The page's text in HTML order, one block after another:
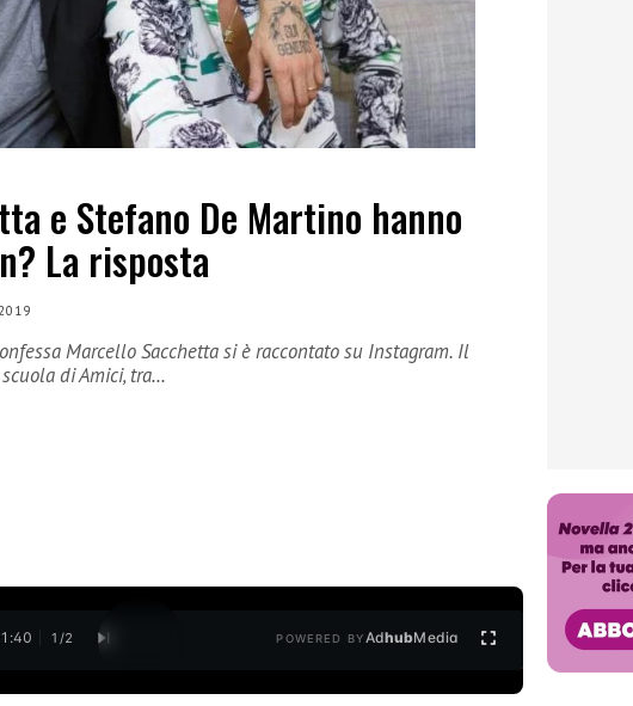
e Stefano De Martino hanno
La risposta
Marcello Sacchetta si è raccontato su Instagram. Il
di Amici, tra…
1:40 1 /2 POWERED BYAdhubMedia